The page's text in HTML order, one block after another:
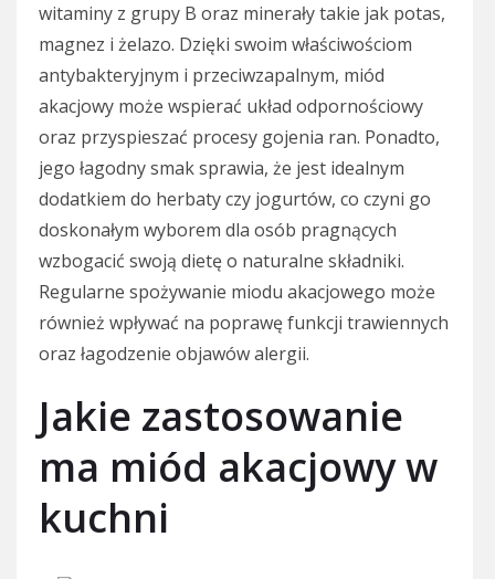
witaminy z grupy B oraz minerały takie jak potas,
magnez i żelazo. Dzięki swoim właściwościom
antybakteryjnym i przeciwzapalnym, miód
akacjowy może wspierać układ odpornościowy
oraz przyspieszać procesy gojenia ran. Ponadto,
jego łagodny smak sprawia, że jest idealnym
dodatkiem do herbaty czy jogurtów, co czyni go
doskonałym wyborem dla osób pragnących
wzbogacić swoją dietę o naturalne składniki.
Regularne spożywanie miodu akacjowego może
również wpływać na poprawę funkcji trawiennych
oraz łagodzenie objawów alergii.
Jakie zastosowanie
ma miód akacjowy w
kuchni